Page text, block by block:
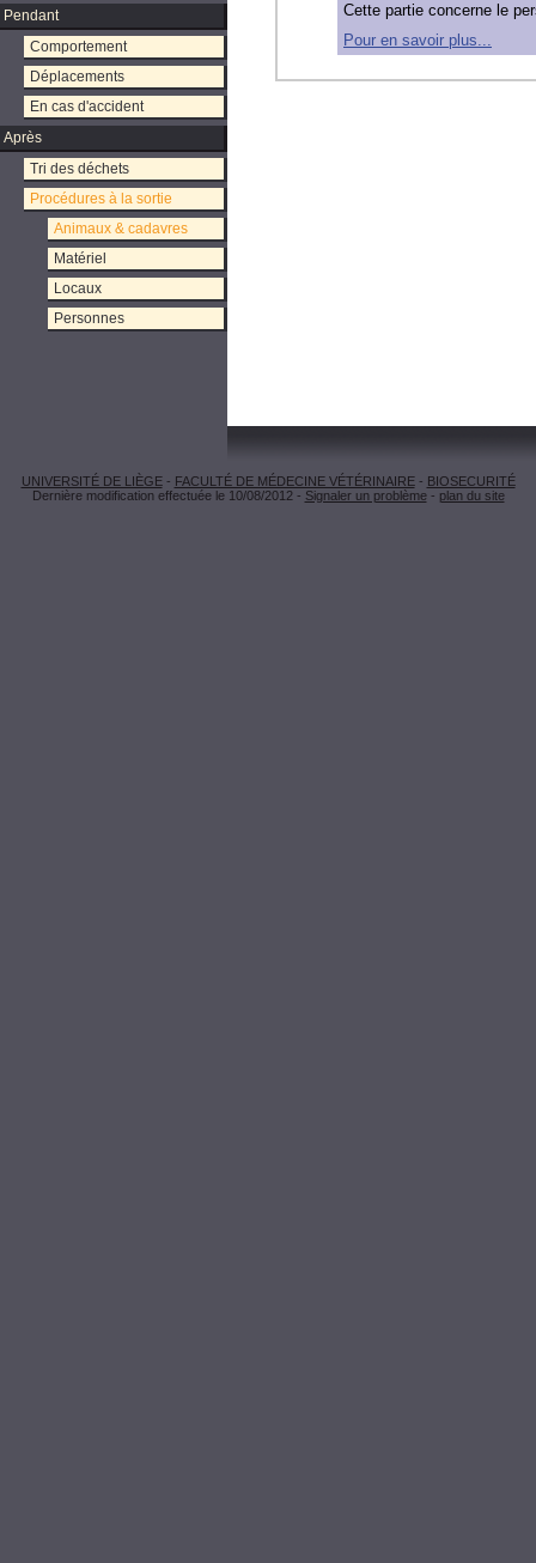
Pendant
Comportement
Déplacements
En cas d'accident
Après
Tri des déchets
Procédures à la sortie
Animaux & cadavres
Matériel
Locaux
Personnes
Cette partie concerne le
Pour en savoir plus...
UNIVERSITÉ DE LIÈGE- FACULTÉ DE MÉDECINE VÉTÉRINAIRE- BIOSECURITÉ
Dernière modification effectuée le 10/08/2012 - Signaler un problème- plan du site